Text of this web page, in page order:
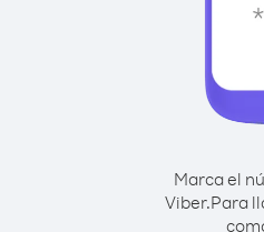
Marca el
Viber.Para